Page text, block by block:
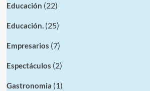
Educación (22)
Educación.(25)
Empresarios (7)
Espectáculos (2)
Gastronomia (1)